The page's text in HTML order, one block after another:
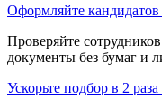
Оформляйте
Проверяйте
документы без бумаг и
Ускорьте подбор в 2